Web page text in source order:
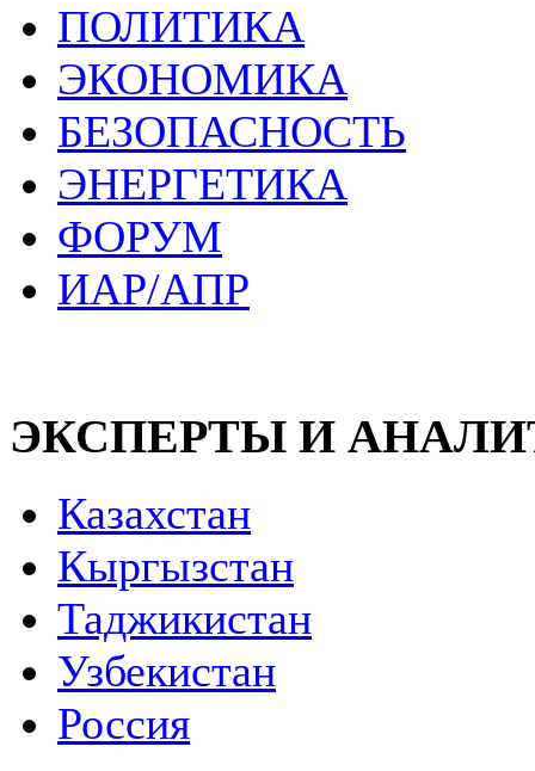
ПОЛИТИКА
ЭКОНОМИКА
БЕЗОПАСНОСТЬ
ЭНЕРГЕТИКА
ФОРУМ
ИАР/АПР
ЭКСПЕРТЫ И
Казахстан
Кыргызстан
Таджикистан
Узбекистан
Россия